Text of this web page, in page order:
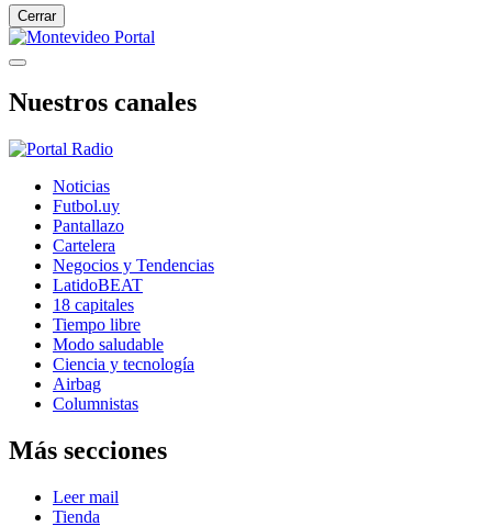
Cerrar
Nuestros canales
Noticias
Futbol.uy
Pantallazo
Cartelera
Negocios y Tendencias
LatidoBEAT
18 capitales
Tiempo libre
Modo saludable
Ciencia y tecnología
Airbag
Columnistas
Más secciones
Leer mail
Tienda